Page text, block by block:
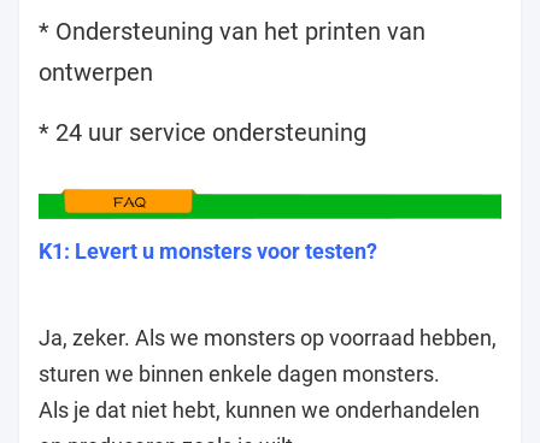
* Ondersteuning van het printen van
ontwerpen
* 24 uur service ondersteuning
K1: Levert u monsters voor testen?
Ja, zeker. Als we monsters op voorraad hebben,
sturen we binnen enkele dagen monsters.
Als je dat niet hebt, kunnen we onderhandelen